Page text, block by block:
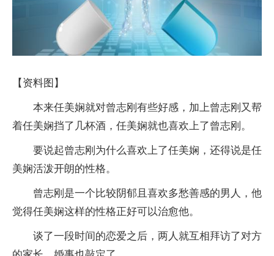
【资料图】
本来任美娴就对曾志刚有些好感，加上曾志刚又帮
着任美娴挡了几杯酒，任美娴就也喜欢上了曾志刚。
要说起曾志刚为什么喜欢上了任美娴，还得说是任
美娴活泼开朗的性格。
曾志刚是一个比较阴郁且喜欢多愁善感的男人，他
觉得任美娴这样的性格正好可以治愈他。
谈了一段时间的恋爱之后，两人就互相拜访了对方